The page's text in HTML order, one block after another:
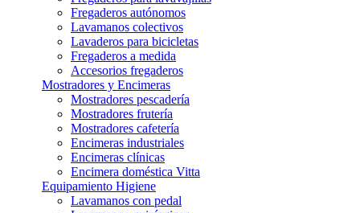
Fregaderos autónomos
Lavamanos colectivos
Lavaderos para bicicletas
Fregaderos a medida
Accesorios fregaderos
Mostradores y Encimeras
Mostradores pescadería
Mostradores frutería
Mostradores cafetería
Encimeras industriales
Encimeras clínicas
Encimera doméstica Vitta
Equipamiento Higiene
Lavamanos con pedal